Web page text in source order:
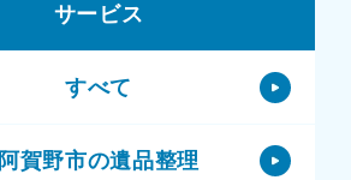
サービス
すべて
阿賀野市の遺品整理